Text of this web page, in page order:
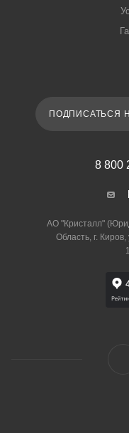
ПОДПИСАТЬСЯ
8 800
АО "Кристалл"
Область, г.